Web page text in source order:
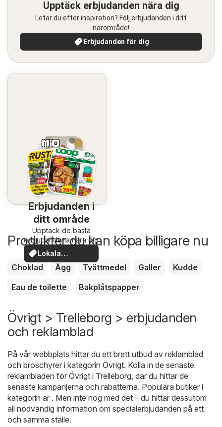
Upptäck erbjudanden nära dig
Letar du efter inspiration? Följ erbjudanden i ditt
närområde!
Erbjudanden för dig
Erbjudanden i
ditt område
Upptäck de bästa
erbjudandena nära dig
Lokala
erbjudanden
Produkter du kan köpa billigare nu
Choklad Ägg Tvättmedel Galler
Kudde
Eau de toilette
Bakplåtspapper
Övrigt > Trelleborg > erbjudanden
och reklamblad
På vår webbplats hittar du ett brett utbud av reklamblad
och broschyrer i kategorin Övrigt. Kolla in de senaste
reklambladen för Övrigt i Trelleborg, där du hittar de
senaste kampanjerna och rabatterna. Populära butiker i
kategorin är . Men inte nog med det – du hittar dessutom
all nödvändig information om specialerbjudanden på ett
och samma ställe.